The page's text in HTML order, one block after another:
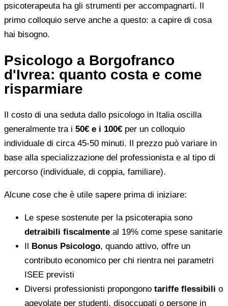
psicoterapeuta ha gli strumenti per accompagnarti. Il
primo colloquio serve anche a questo: a capire di cosa
hai bisogno.
Psicologo a Borgofranco
d'Ivrea: quanto costa e come
risparmiare
Il costo di una seduta dallo psicologo in Italia oscilla
generalmente tra i 50€ e i 100€ per un colloquio
individuale di circa 45-50 minuti. Il prezzo può variare in
base alla specializzazione del professionista e al tipo di
percorso (individuale, di coppia, familiare).
Alcune cose che è utile sapere prima di iniziare:
Le spese sostenute per la psicoterapia sono
detraibili fiscalmente al 19% come spese sanitarie
Il Bonus Psicologo, quando attivo, offre un
contributo economico per chi rientra nei parametri
ISEE previsti
Diversi professionisti propongono tariffe flessibili o
agevolate per studenti, disoccupati o persone in